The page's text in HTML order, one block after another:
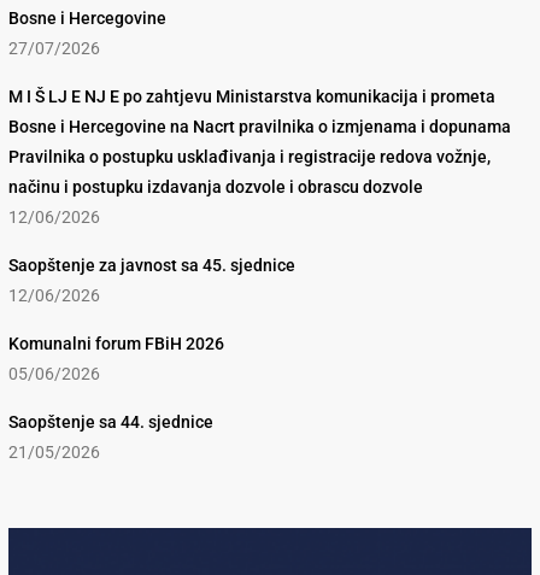
Bosne i Hercegovine
27/07/2026
M I Š LJ E NJ E po zahtjevu Ministarstva komunikacija i prometa
Bosne i Hercegovine na Nacrt pravilnika o izmjenama i dopunama
Pravilnika o postupku usklađivanja i registracije redova vožnje,
načinu i postupku izdavanja dozvole i obrascu dozvole
12/06/2026
Saopštenje za javnost sa 45. sjednice
12/06/2026
Komunalni forum FBiH 2026
05/06/2026
Saopštenje sa 44. sjednice
21/05/2026